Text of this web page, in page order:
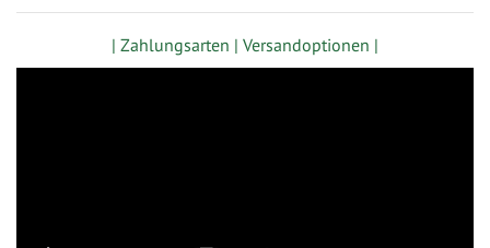
| Zahlungsarten | Versandoptionen |